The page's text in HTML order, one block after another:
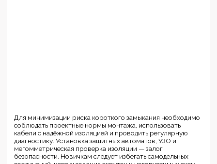
Для минимизации риска короткого замыкания необходимо
соблюдать проектные нормы монтажа, использовать
кабели с надёжной изоляцией и проводить регулярную
диагностику. Установка защитных автоматов, УЗО и
мегомметрическая проверка изоляции — залог
безопасности. Новичкам следует избегать самодельных